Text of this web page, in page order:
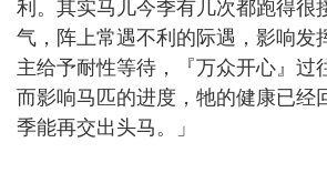
利。其实马儿今季有几次都跑得很
气，阵上常遇不利的际遇，影响发
主给予耐性等待，『万众开心』过
而影响马匹的进度，牠的健康已经
季能再交出头马。」